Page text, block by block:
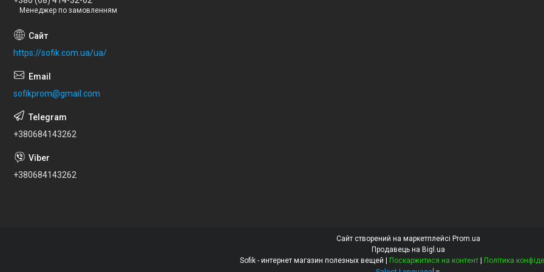
Менеджер по замовленням
https://sofik.com.ua/ua/
sofikprom@gmail.com
+380684143262
+380684143262
Сайт створений на маркетплейсі Prom.ua
Продавець на Bigl.ua
Sofik - интернет магазин полезных вещей | Поскаржитися на контент | Політика